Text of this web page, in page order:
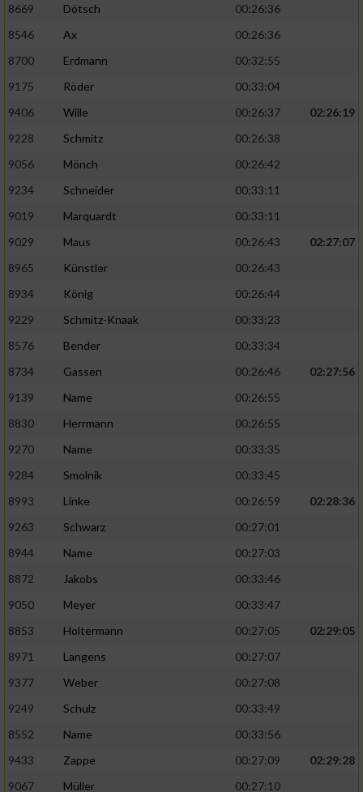
8669 Dötsch
00:26:36
8546
Ax
00:26:36
8700
Erdmann
00:32:55
9175
Röder
00:33:04
9406
Wille 00:26:37
02:26:19
9228
Schmitz
00:26:38
9056
Mönch
00:26:42
9234
Schneider
00:33:11
9019
Marquardt
00:33:11
9029
Maus 00:26:43
02:27:07
8965
Künstler
00:26:43
8934
König
00:26:44
9229
Schmitz-Knaak
00:33:23
8576
Bender
00:33:34
8734
Gassen 00:26:46
02:27:56
9139
Name
00:26:55
8830
Herrmann
00:26:55
9270
Name
00:33:35
9284
Smolnik
00:33:45
8993
Linke 00:26:59
02:28:36
9263
Schwarz
00:27:01
8944
Name
00:27:03
8872
Jakobs
00:33:46
9050
Meyer
00:33:47
8853
Holtermann 00:27:05
02:29:05
8971
Langens
00:27:07
9377
Weber
00:27:08
9249
Schulz
00:33:49
8552
Name
00:33:56
9433
Zappe 00:27:09
02:29:28
9067
Müller
00:27:10